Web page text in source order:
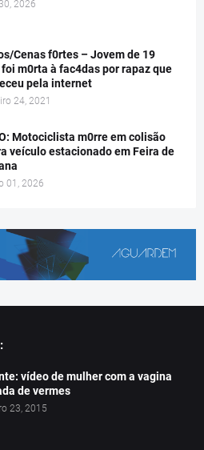
2026
Cenas f0rtes – Jovem de 19
m0rta à fac4das por rapaz que
pela internet
24, 2021
Motociclista m0rre em colisão
veículo estacionado em Feira de
01, 2026
vídeo de mulher com a vagina
de vermes
23, 2015